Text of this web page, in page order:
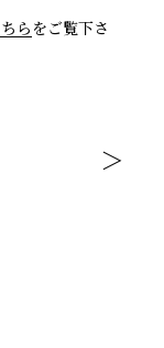
らをご覧下さ
＞